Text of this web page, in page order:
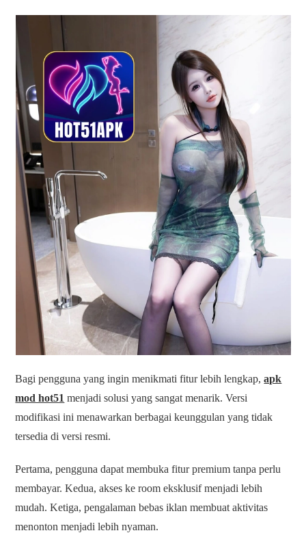
Bagi pengguna yang ingin menikmati fitur lebih lengkap,apk
mod hot51 menjadi solusi yang sangat menarik. Versi
modifikasi ini menawarkan berbagai keunggulan yang tidak
tersedia di versi resmi.
Pertama, pengguna dapat membuka fitur premium tanpa perlu
membayar. Kedua, akses ke room eksklusif menjadi lebih
mudah. Ketiga, pengalaman bebas iklan membuat aktivitas
menonton menjadi lebih nyaman.